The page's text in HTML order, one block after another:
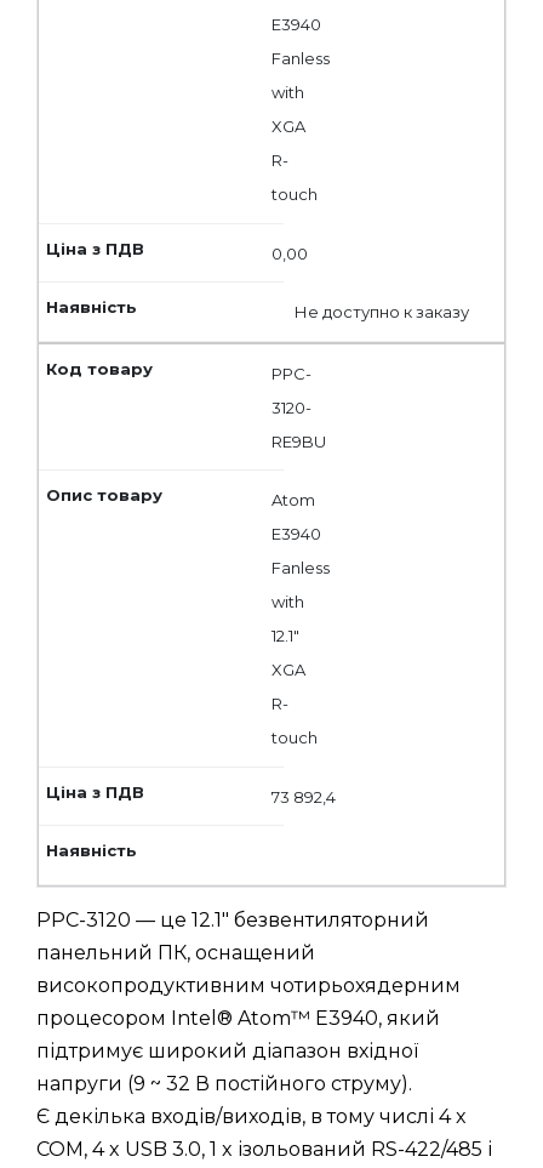
E3940
Fanless
with
XGA
R-
touch
0,00
Не доступно к заказу
PPC-
3120-
RE9BU
Atom
E3940
Fanless
with
12.1"
XGA
R-
touch
73 892,4
PPC-3120 — це 12.1" безвентиляторний
панельний ПК, оснащений
високопродуктивним чотирьохядерним
процесором Intel® Atom™ E3940, який
підтримує широкий діапазон вхідної
напруги (9 ~ 32 В постійного струму).
Є декілька входів/виходів, в тому числі 4 x
COM, 4 x USB 3.0, 1 x ізольований RS-422/485 і